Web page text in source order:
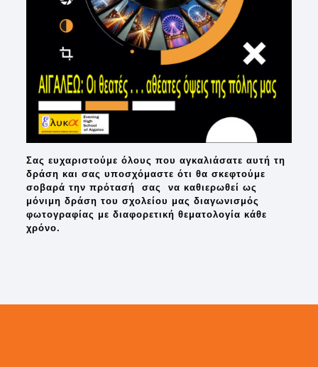
Σας ευχαριστούμε όλους που αγκαλιάσατε αυτή τη
δράση και σας υποσχόμαστε ότι θα σκεφτούμε
σοβαρά την πρότασή σας να καθιερωθεί ως
μόνιμη δράση του σχολείου μας διαγωνισμός
φωτογραφίας με διαφορετική θεματολογία κάθε
χρόνο.